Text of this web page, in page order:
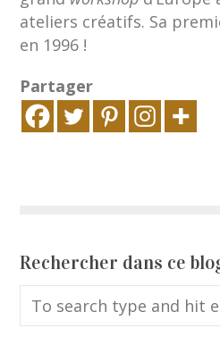
ateliers créatifs. Sa
en 1996 !
Partager
Rechercher dans ce